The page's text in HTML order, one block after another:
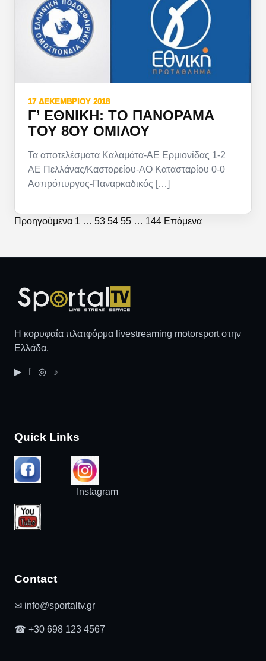
17 ΔΕΚΕΜΒΡΊΟΥ 2018
Γ’ ΕΘΝΙΚΉ: ΤΟ ΠΑΝΌΡΑΜΑ
ΤΟΥ 8ΟΥ ΟΜΊΛΟΥ
Τα αποτελέσματα Καλαμάτα-ΑΕ Ερμιονίδας 1-2
ΑΕ Πελλάνας/Καστορείου-ΑΟ Κατασταρίου 0-0
Ασπρόπυργος-Παναρκαδικός […]
Προηγούμενα 1 … 53 54 55 … 144 Επόμενα
Η κορυφαία πλατφόρμα livestreaming motorsport στην
Ελλάδα.
▶ f ◎ ♪
Quick Links
Instagram
Contact
✉ info@sportaltv.gr
☎ +30 698 123 4567